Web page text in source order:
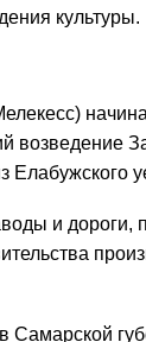
культуры.
возведение
Елабужского
и дороги,
Самарской